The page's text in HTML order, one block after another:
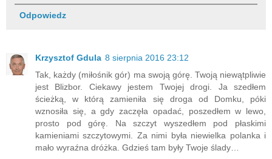
Odpowiedz
Krzysztof Gdula 8 sierpnia 2016 23:12
Tak, każdy (miłośnik gór) ma swoją górę. Twoją niewątpliwie
jest Blizbor. Ciekawy jestem Twojej drogi. Ja szedłem
ścieżką, w którą zamieniła się droga od Domku, póki
wznosiła się, a gdy zaczęła opadać, poszedłem w lewo,
prosto pod górę. Na szczyt wyszedłem pod płaskimi
kamieniami szczytowymi. Za nimi była niewielka polanka i
mało wyraźna dróżka. Gdzieś tam były Twoje ślady…